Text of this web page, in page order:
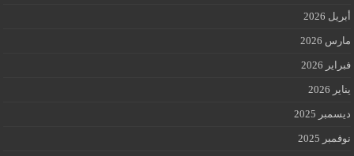
أبريل 2026
مارس 2026
فبراير 2026
يناير 2026
ديسمبر 2025
نوفمبر 2025